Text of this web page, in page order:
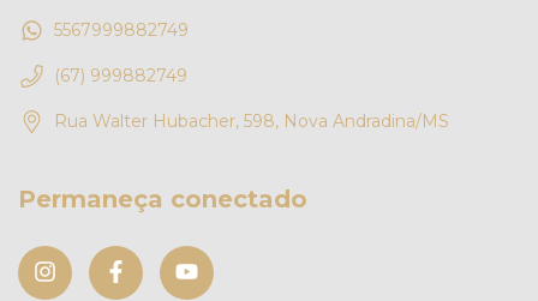
5567999882749
(67) 999882749
Rua Walter Hubacher, 598, Nova Andradina/MS
Permaneça conectado